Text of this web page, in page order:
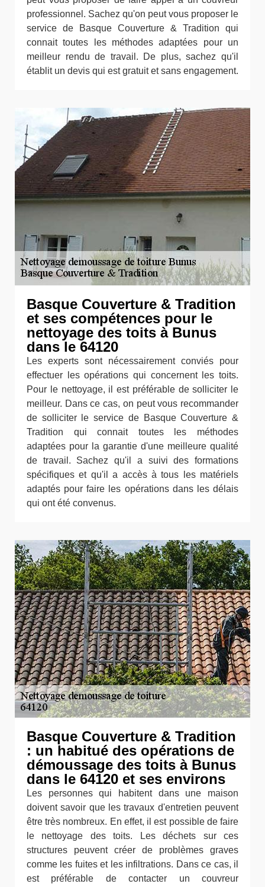
professionnel. Sachez qu'on peut vous proposer le
service de Basque Couverture & Tradition qui
connait toutes les méthodes adaptées pour un
meilleur rendu de travail. De plus, sachez qu'il
établit un devis qui est gratuit et sans engagement.
Basque Couverture & Tradition
et ses compétences pour le
nettoyage des toits à Bunus
dans le 64120
Les experts sont nécessairement conviés pour
effectuer les opérations qui concernent les toits.
Pour le nettoyage, il est préférable de solliciter le
meilleur. Dans ce cas, on peut vous recommander
de solliciter le service de Basque Couverture &
Tradition qui connait toutes les méthodes
adaptées pour la garantie d'une meilleure qualité
de travail. Sachez qu'il a suivi des formations
spécifiques et qu'il a accès à tous les matériels
adaptés pour faire les opérations dans les délais
qui ont été convenus.
Basque Couverture & Tradition
: un habitué des opérations de
démoussage des toits à Bunus
dans le 64120 et ses environs
Les personnes qui habitent dans une maison
doivent savoir que les travaux d'entretien peuvent
être très nombreux. En effet, il est possible de faire
le nettoyage des toits. Les déchets sur ces
structures peuvent créer de problèmes graves
comme les fuites et les infiltrations. Dans ce cas, il
est préférable de contacter un couvreur